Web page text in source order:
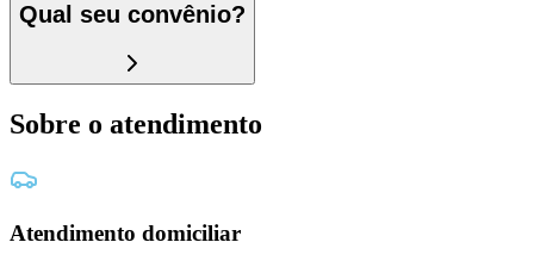
Qual seu convênio?
Sobre o atendimento
Atendimento domiciliar